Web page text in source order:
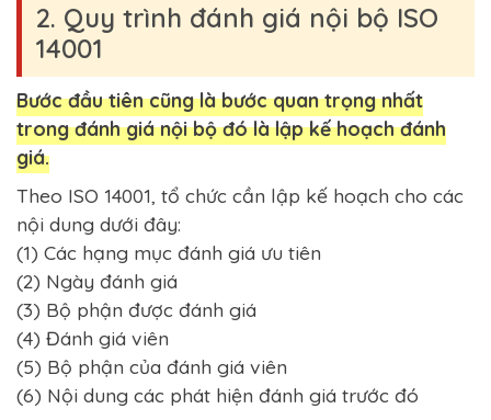
2. Quy trình đánh giá nội bộ ISO
14001
Bước đầu tiên cũng là bước quan trọng nhất
trong đánh giá nội bộ đó là lập kế hoạch đánh
giá.
Theo ISO 14001, tổ chức cần lập kế hoạch cho các
nội dung dưới đây:
(1) Các hạng mục đánh giá ưu tiên
(2) Ngày đánh giá
(3) Bộ phận được đánh giá
(4) Đánh giá viên
(5) Bộ phận của đánh giá viên
(6) Nội dung các phát hiện đánh giá trước đó